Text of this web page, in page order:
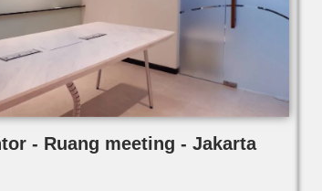
- Ruang meeting - Jakarta